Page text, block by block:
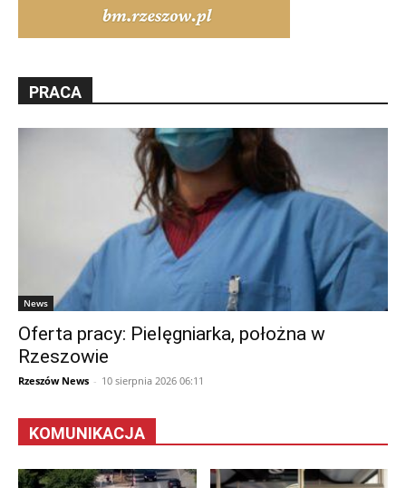
PRACA
News
Oferta pracy: Pielęgniarka, położna w
Rzeszowie
Rzeszów News - 10 sierpnia 2026 06:11
KOMUNIKACJA